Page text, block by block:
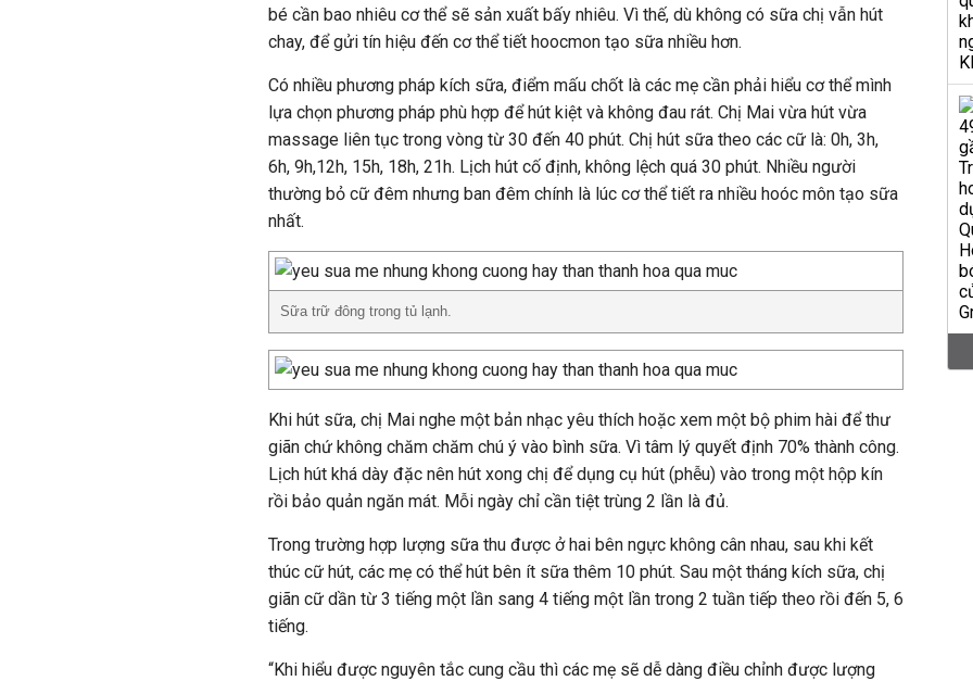
bé cần bao nhiêu cơ thể sẽ sản xuất bấy nhiêu. Vì thế, dù không có sữa chị vẫn hút
chay, để gửi tín hiệu đến cơ thể tiết hoocmon tạo sữa nhiều hơn.
Có nhiều phương pháp kích sữa, điểm mấu chốt là các mẹ cần phải hiểu cơ thể mình
lựa chọn phương pháp phù hợp để hút kiệt và không đau rát. Chị Mai vừa hút vừa
massage liên tục trong vòng từ 30 đến 40 phút. Chị hút sữa theo các cữ là: 0h, 3h,
6h, 9h,12h, 15h, 18h, 21h. Lịch hút cố định, không lệch quá 30 phút. Nhiều người
thường bỏ cữ đêm nhưng ban đêm chính là lúc cơ thể tiết ra nhiều hoóc môn tạo sữa
nhất.
Sữa trữ đông trong tủ lạnh.
Khi hút sữa, chị Mai nghe một bản nhạc yêu thích hoặc xem một bộ phim hài để thư
giãn chứ không chăm chăm chú ý vào bình sữa. Vì tâm lý quyết định 70% thành công.
Lịch hút khá dày đặc nên hút xong chị để dụng cụ hút (phễu) vào trong một hộp kín
rồi bảo quản ngăn mát. Mỗi ngày chỉ cần tiệt trùng 2 lần là đủ.
Trong trường hợp lượng sữa thu được ở hai bên ngực không cân nhau, sau khi kết
thúc cữ hút, các mẹ có thể hút bên ít sữa thêm 10 phút. Sau một tháng kích sữa, chị
giãn cữ dần từ 3 tiếng một lần sang 4 tiếng một lần trong 2 tuần tiếp theo rồi đến 5, 6
tiếng.
“Khi hiểu được nguyên tắc cung cầu thì các mẹ sẽ dễ dàng điều chỉnh được lượng